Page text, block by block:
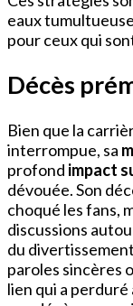
eaux
pour ceux qui
Décès
Bien que la
interrompue, sa
profond impact
dévouée. Son
choqué les fans,
discussions
du
paroles sincères
lien qui a perduré